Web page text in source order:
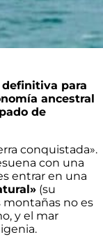
definitiva para
ancestral
de
conquistada».
con una
entrar en una
(su
montañas no es
y el mar